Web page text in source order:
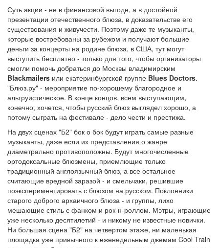
Суть акции - не в финансовой выгоде, а в достойной
презентации отечественного блюза, в доказательстве его
существования и живучести. Поэтому даже те музыканты,
которые востребованы за рубежом и получают большие
деньги за концерты на родине блюза, в США, тут могут
выступить бесплатно - только для того, чтобы организаторы
смогли помочь добраться до Москвы владимирским
Blackmailers или екатеринбургской группе Blues Doctors.
"Блюз.ру" - мероприятие по-хорошему благородное и
альтруистическое. В конце концов, всем выступающим,
конечно, хочется, чтобы русский блюз выглядел хорошо, а
потому сыграть на фестивале - дело чести и престижа.
На двух сценах "Б2" бок о бок будут играть самые разные
музыканты, даже если их представления о жанре
диаметрально противоположны. Будут многочисленные
ортодоксальные блюзмены, приемлющие только
традиционный англоязычный блюз, а все остальное
считающие вредной заразой - и смельчаки, решившие
поэкспериментировать с блюзом на русском. Поклонники
старого доброго архаичного блюза - и группы, лихо
мешающие стиль с фанком и рок-н-роллом. Мэтры, играющие
уже несколько десятилетий - и никому не известные новички.
Ни большая сцена "Б2" на четвертом этаже, ни маленькая
площадка уже привычного к еженедельным джемам Cool Train